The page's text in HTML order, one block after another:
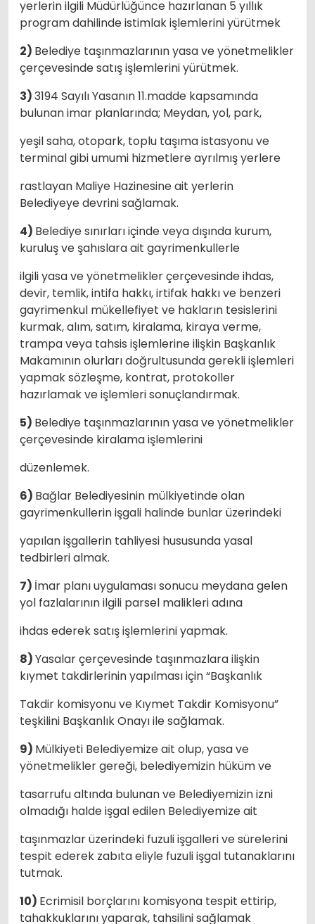
yerlerin ilgili Müdürlüğünce hazırlanan 5 yıllık
program dahilinde istimlak işlemlerini yürütmek
2) Belediye taşınmazlarının yasa ve yönetmelikler
çerçevesinde satış işlemlerini yürütmek.
3)3194 Sayılı Yasanın 11.madde kapsamında
bulunan imar planlarında; Meydan, yol, park,
yeşil saha, otopark, toplu taşıma istasyonu ve
terminal gibi umumi hizmetlere ayrılmış yerlere
rastlayan Maliye Hazinesine ait yerlerin
Belediyeye devrini sağlamak.
4) Belediye sınırları içinde veya dışında kurum,
kuruluş ve şahıslara ait gayrimenkullerle
ilgili yasa ve yönetmelikler çerçevesinde ihdas,
devir, temlik, intifa hakkı, irtifak hakkı ve benzeri
gayrimenkul mükellefiyet ve hakların tesislerini
kurmak, alım, satım, kiralama, kiraya verme,
trampa veya tahsis işlemlerine ilişkin Başkanlık
Makamının olurları doğrultusunda gerekli işlemleri
yapmak sözleşme, kontrat, protokoller
hazırlamak ve işlemleri sonuçlandırmak.
5) Belediye taşınmazlarının yasa ve yönetmelikler
çerçevesinde kiralama işlemlerini
düzenlemek.
6) Bağlar Belediyesinin mülkiyetinde olan
gayrimenkullerin işgali halinde bunlar üzerindeki
yapılan işgallerin tahliyesi hususunda yasal
tedbirleri almak.
7) İmar planı uygulaması sonucu meydana gelen
yol fazlalarının ilgili parsel malikleri adına
ihdas ederek satış işlemlerini yapmak.
8)Yasalar çerçevesinde taşınmazlara ilişkin
kıymet takdirlerinin yapılması için “Başkanlık
Takdir komisyonu ve Kıymet Takdir Komisyonu”
teşkilini Başkanlık Onayı ile sağlamak.
9) Mülkiyeti Belediyemize ait olup, yasa ve
yönetmelikler gereği, belediyemizin hüküm ve
tasarrufu altında bulunan ve Belediyemizin izni
olmadığı halde işgal edilen Belediyemize ait
taşınmazlar üzerindeki fuzuli işgalleri ve sürelerini
tespit ederek zabıta eliyle fuzuli işgal tutanaklarını
tutmak.
10) Ecrimisil borçlarını komisyona tespit ettirip,
tahakkuklarını yaparak, tahsilini sağlamak